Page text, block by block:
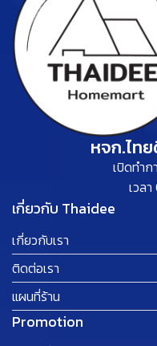
หจก.ไท
เปิดทำก
เวล
เกี่ยวกับ Thaidee
เกี่ยวกับเรา
ติดต่อเรา
แผนที่ร้าน
Promotion